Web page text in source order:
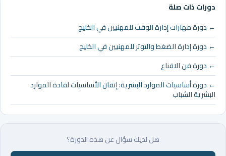
دورات ذات صلة
← دورة مهارات إدارة الوقت للمهنيين في الخليج
← دورة إدارة الضغط والتوتر للمهنيين في الخليج
← دورة فن الاقناع
← دورة أساسيات الموارد البشرية: إتقان الأساسيات لقادة الموارد
البشرية الشباب
هل لديك سؤال عن هذه الدورة؟